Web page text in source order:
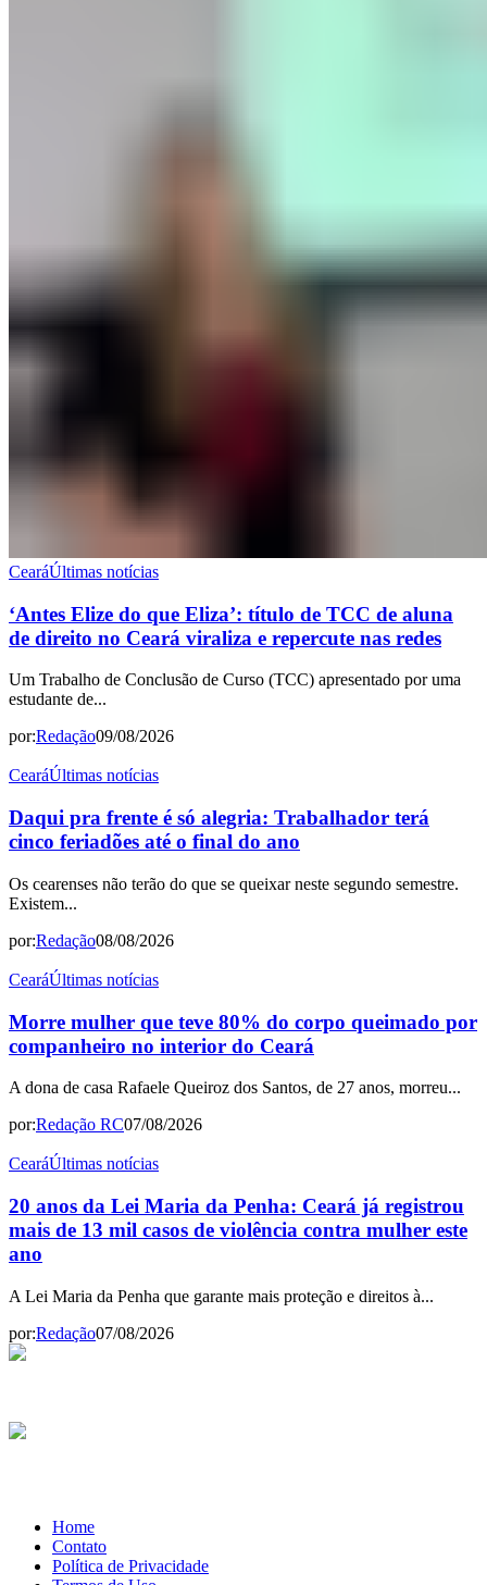
CearáÚltimas notícias
‘Antes Elize do que Eliza’: título de TCC de aluna
de direito no Ceará viraliza e repercute nas redes
Um Trabalho de Conclusão de Curso (TCC) apresentado por uma
estudante de...
por:Redação09/08/2026
CearáÚltimas notícias
Daqui pra frente é só alegria: Trabalhador terá
cinco feriadões até o final do ano
Os cearenses não terão do que se queixar neste segundo semestre.
Existem...
por:Redação08/08/2026
CearáÚltimas notícias
Morre mulher que teve 80% do corpo queimado por
companheiro no interior do Ceará
A dona de casa Rafaele Queiroz dos Santos, de 27 anos, morreu...
por:Redação RC07/08/2026
CearáÚltimas notícias
20 anos da Lei Maria da Penha: Ceará já registrou
mais de 13 mil casos de violência contra mulher este
ano
A Lei Maria da Penha que garante mais proteção e direitos à...
por:Redação07/08/2026
Home
Contato
Política de Privacidade